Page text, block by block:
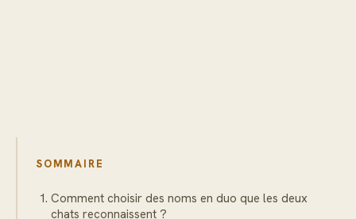
SOMMAIRE
Comment choisir des noms en duo que les deux
chats reconnaissent ?